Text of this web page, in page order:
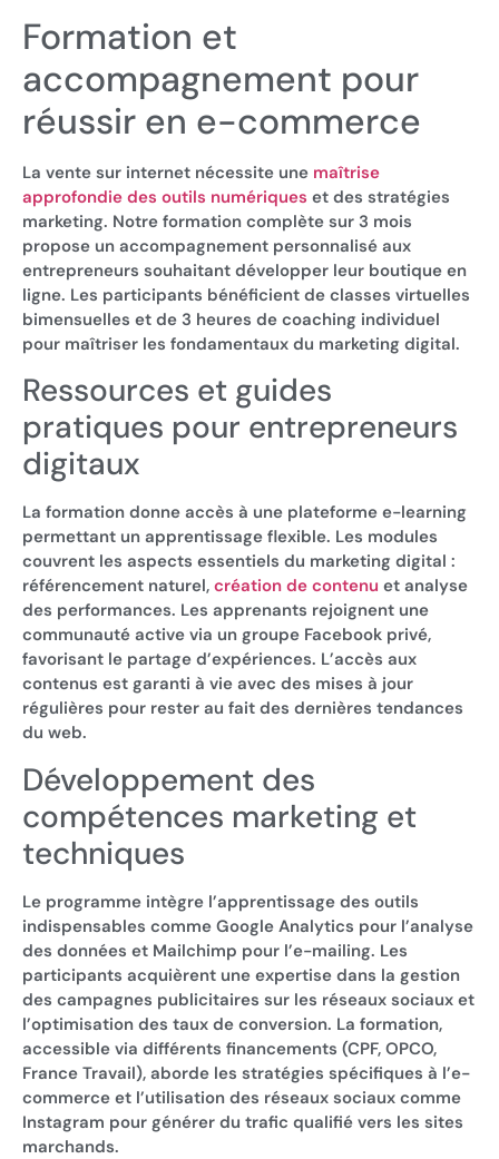
Formation et
accompagnement pour
réussir en e-commerce
La vente sur internet nécessite une maîtrise
approfondie des outils numériques et des stratégies
marketing. Notre formation complète sur 3 mois
propose un accompagnement personnalisé aux
entrepreneurs souhaitant développer leur boutique en
ligne. Les participants bénéficient de classes virtuelles
bimensuelles et de 3 heures de coaching individuel
pour maîtriser les fondamentaux du marketing digital.
Ressources et guides
pratiques pour entrepreneurs
digitaux
La formation donne accès à une plateforme e-learning
permettant un apprentissage flexible. Les modules
couvrent les aspects essentiels du marketing digital :
référencement naturel, création de contenu et analyse
des performances. Les apprenants rejoignent une
communauté active via un groupe Facebook privé,
favorisant le partage d’expériences. L’accès aux
contenus est garanti à vie avec des mises à jour
régulières pour rester au fait des dernières tendances
du web.
Développement des
compétences marketing et
techniques
Le programme intègre l’apprentissage des outils
indispensables comme Google Analytics pour l’analyse
des données et Mailchimp pour l’e-mailing. Les
participants acquièrent une expertise dans la gestion
des campagnes publicitaires sur les réseaux sociaux et
l’optimisation des taux de conversion. La formation,
accessible via différents financements (CPF, OPCO,
France Travail), aborde les stratégies spécifiques à l’e-
commerce et l’utilisation des réseaux sociaux comme
Instagram pour générer du trafic qualifié vers les sites
marchands.